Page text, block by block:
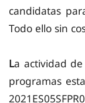
candidatas
Todo ello sin
La actividad
programas